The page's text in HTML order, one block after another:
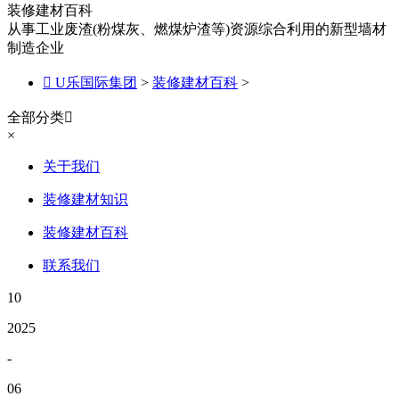
装修建材百科
从事工业废渣(粉煤灰、燃煤炉渣等)资源综合利用的新型墙材
制造企业
 U乐国际集团 > 装修建材百科 >
全部分类
×
关于我们
装修建材知识
装修建材百科
联系我们
10
2025
-
06